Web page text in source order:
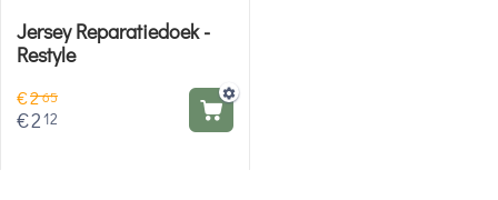
Jersey Reparatiedoek -
Restyle
€265
€212